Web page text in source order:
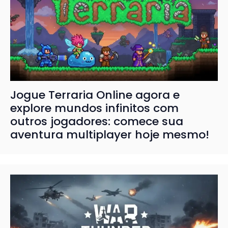
Jogue Terraria Online agora e
explore mundos infinitos com
outros jogadores: comece sua
aventura multiplayer hoje mesmo!